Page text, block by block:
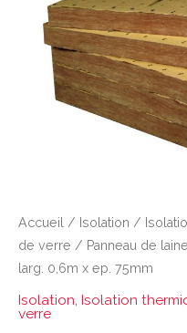
Accueil / Isolation /
de verre / Panneau de
larg. 0,6m x ep. 75mm
Isolation, Isolation
verre